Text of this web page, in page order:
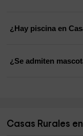
¿Hay piscina en
¿Se admiten
Casas Rurales